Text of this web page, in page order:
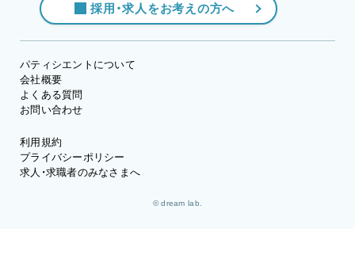
採用・求人をお考えの方へ
パティシエントについて
会社概要
よくある質問
お問い合わせ
利用規約
プライバシーポリシー
求人・求職者のみなさまへ
© dream lab.